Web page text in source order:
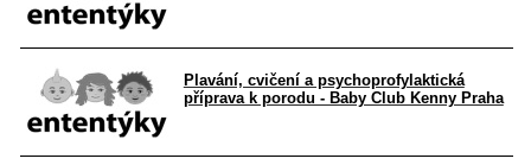
Plavání, cvičení a psychoprofylaktická
příprava k porodu - Baby Club Kenny Praha